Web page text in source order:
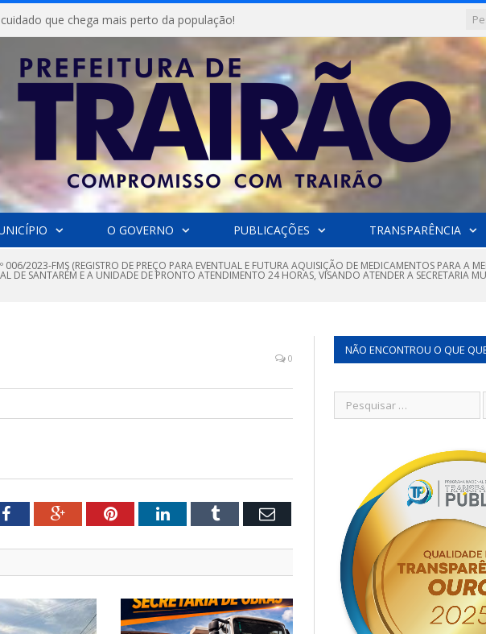
que chega mais perto da população!
O GOVERNO PUBLICAÇÕES TRANSPARÊNCIA
006/2023-FMS (REGISTRO DE PREÇO PARA EVENTUAL E FUTURA AQUISIÇÃO DE MEDICAMENTOS PARA A
DE SANTARÉM E A UNIDADE DE PRONTO ATENDIMENTO 24 HORAS, VISANDO ATENDER A SECRETARIA
0
FacebookGoogle+PinterestLinkedInTumblr Email
NÃO ENCONTROU O QUE